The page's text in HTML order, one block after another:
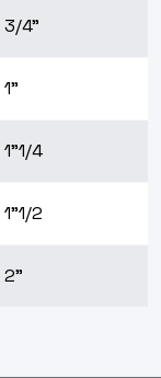
3/4"
1"
1"1/4
1"1/2
2"